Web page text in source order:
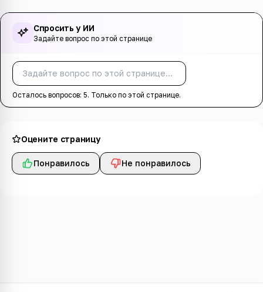
Спросить у ИИ
Задайте вопрос по этой странице
Осталось вопросов: 5. Только по этой странице.
Оцените страницу
Понравилось Не понравилось